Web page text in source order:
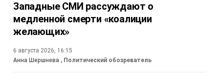
Западные СМИ рассуждают о
медленной смерти «коалиции
желающих»
6 августа 2026, 16:15
Анна Шершнева , Политический обозреватель